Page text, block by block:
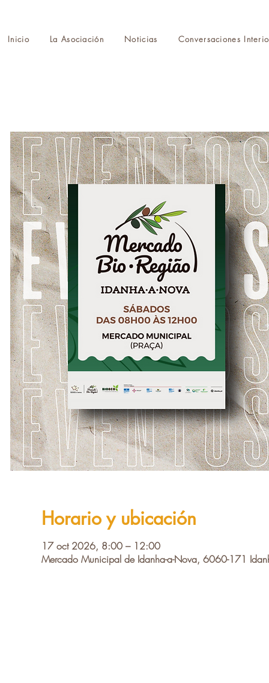
Inicio La Asociación Noticias Conversaciones
Horario y ubicación
17 oct 2026, 8:00 – 12:00
Mercado Municipal de Idanha-a-Nova, 6060-171